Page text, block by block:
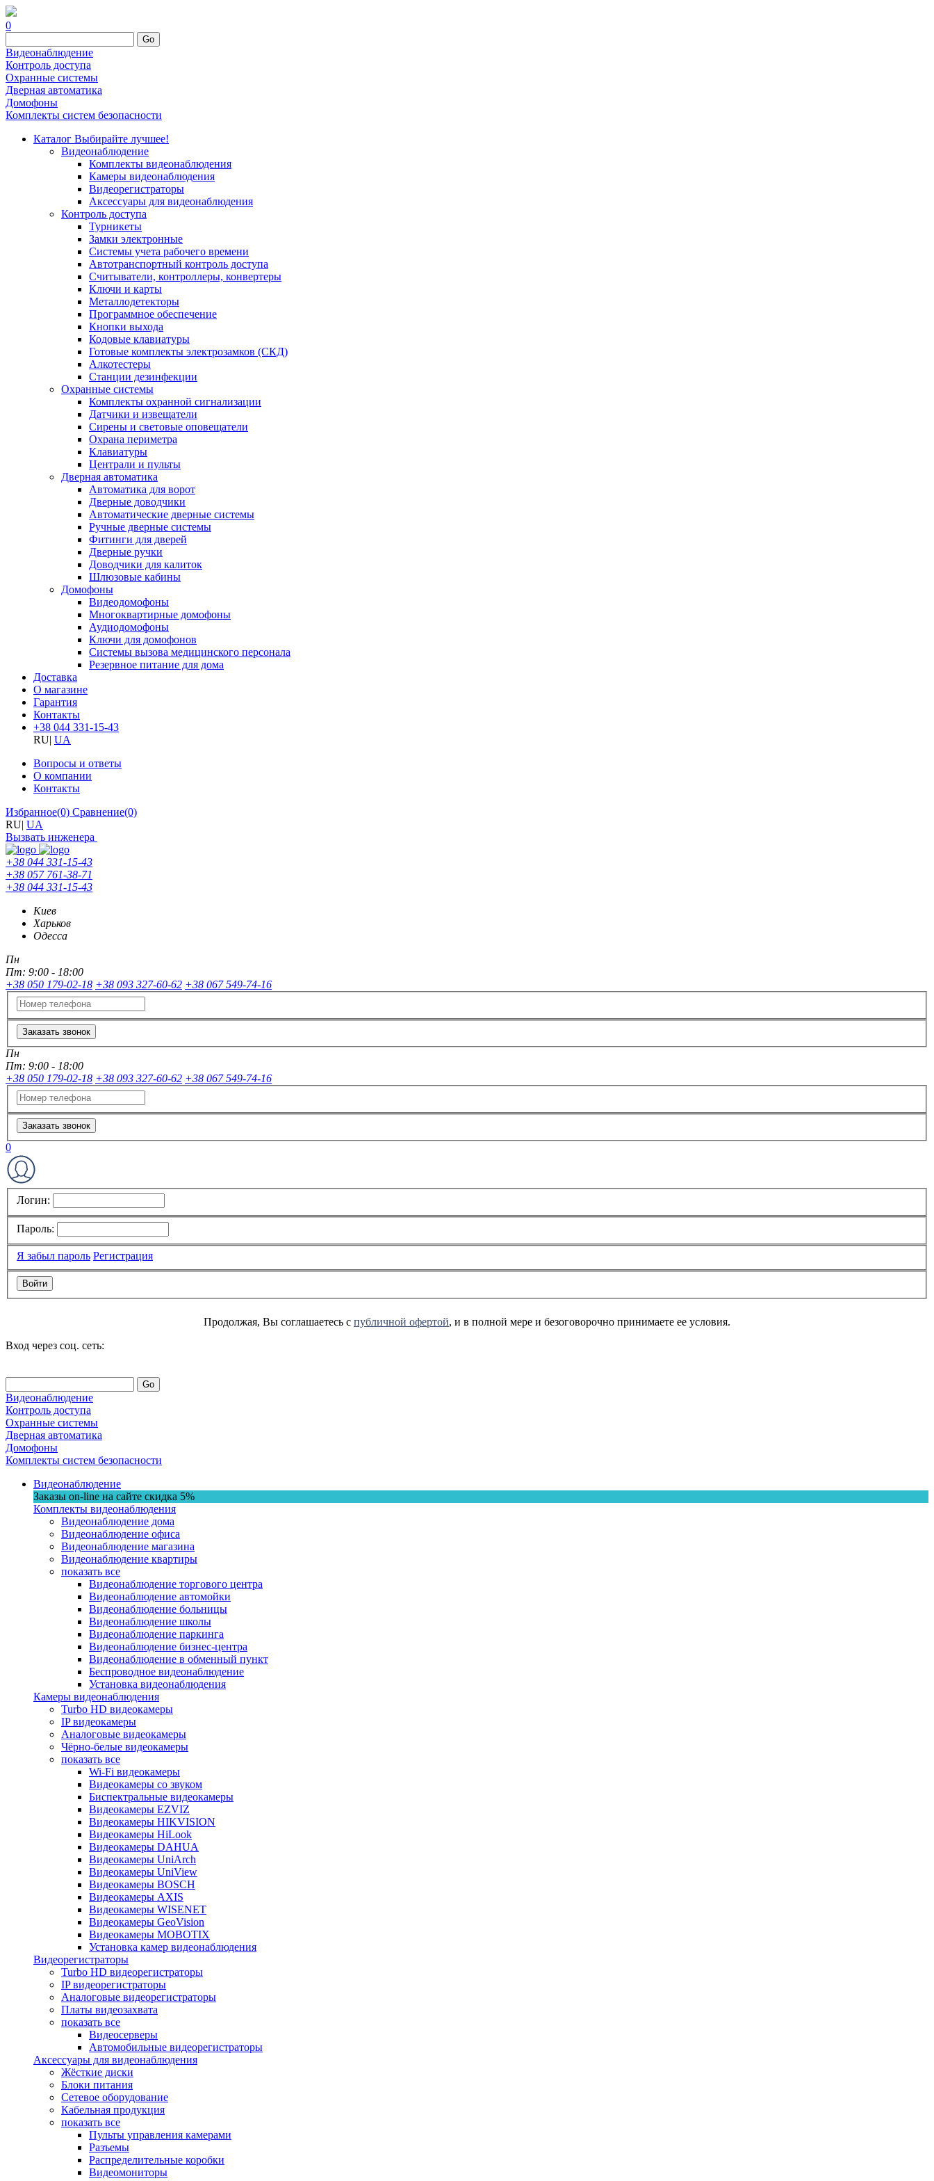
0
Go
Видеонаблюдение
Контроль доступа
Охранные системы
Дверная автоматика
Домофоны
Комплекты систем безопасности
Каталог Выбирайте лучшее!
Видеонаблюдение
Комплекты видеонаблюдения
Камеры видеонаблюдения
Видеорегистраторы
Аксессуары для видеонаблюдения
Контроль доступа
Турникеты
Замки электронные
Системы учета рабочего времени
Автотранспортный контроль доступа
Считыватели, контроллеры, конвертеры
Ключи и карты
Металлодетекторы
Программное обеспечение
Кнопки выхода
Кодовые клавиатуры
Готовые комплекты электрозамков (СКД)
Алкотестеры
Станции дезинфекции
Охранные системы
Комплекты охранной сигнализации
Датчики и извещатели
Сирены и световые оповещатели
Охрана периметра
Клавиатуры
Централи и пульты
Дверная автоматика
Автоматика для ворот
Дверные доводчики
Автоматические дверные системы
Ручные дверные системы
Фитинги для дверей
Дверные ручки
Доводчики для калиток
Шлюзовые кабины
Домофоны
Видеодомофоны
Многоквартирные домофоны
Аудиодомофоны
Ключи для домофонов
Системы вызова медицинского персонала
Резервное питание для дома
Доставка
О магазине
Гарантия
Контакты
+38 044 331-15-43
RU| UA
Вопросы и ответы
О компании
Контакты
Избранное(0) Сравнение(0)
RU| UA
Вызвать инженера
+38 044 331-15-43
+38 057 761-38-71
+38 044 331-15-43
Киев
Харьков
Одесса
Пн
Пт: 9:00 - 18:00
+38 050 179-02-18 +38 093 327-60-62 +38 067 549-74-16
Заказать звонок
Пн
Пт: 9:00 - 18:00
+38 050 179-02-18 +38 093 327-60-62 +38 067 549-74-16
Заказать звонок
0
Логин:
Пароль:
Я забыл пароль Регистрация
Продолжая, Вы соглашаетесь с публичной офертой, и в полной мере и безоговорочно принимаете ее условия.
Вход через соц. сеть:
Go
Видеонаблюдение
Контроль доступа
Охранные системы
Дверная автоматика
Домофоны
Комплекты систем безопасности
Видеонаблюдение
Заказы on-line на сaйте скидка 5%
Комплекты видеонаблюдения
Видеонаблюдение дома
Видеонаблюдение офиса
Видеонаблюдение магазина
Видеонаблюдение квартиры
показать все
Видеонаблюдение торгового центра
Видеонаблюдение автомойки
Видеонаблюдение больницы
Видеонаблюдение школы
Видеонаблюдение паркинга
Видеонаблюдение бизнес-центра
Видеонаблюдение в обменный пункт
Беспроводное видеонаблюдение
Установка видеонаблюдения
Камеры видеонаблюдения
Turbo HD видеокамеры
IP видеокамеры
Аналоговые видеокамеры
Чёрно-белые видеокамеры
показать все
Wi-Fi видеокамеры
Видеокамеры со звуком
Биспектральные видеокамеры
Видеокамеры EZVIZ
Видеокамеры HIKVISION
Видеокамеры HiLook
Видеокамеры DAHUA
Видеокамеры UniArch
Видеокамеры UniView
Видеокамеры BOSCH
Видеокамеры AXIS
Видеокамеры WISENET
Видеокамеры GeoVision
Видеокамеры MOBOTIX
Установка камер видеонаблюдения
Видеорегистраторы
Turbo HD видеорегистраторы
IP видеорегистраторы
Аналоговые видеорегистраторы
Платы видеозахвата
показать все
Видеосерверы
Автомобильные видеорегистраторы
Аксессуары для видеонаблюдения
Жёсткие диски
Блоки питания
Сетевое оборудование
Кабельная продукция
показать все
Пульты управления камерами
Разъемы
Распределительные коробки
Видеомониторы